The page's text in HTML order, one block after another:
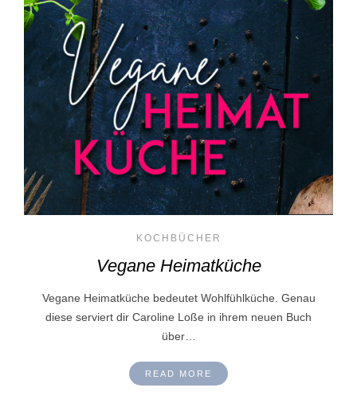
KOCHBÜCHER
Vegane Heimatküche
Vegane Heimatküche bedeutet Wohlfühlküche. Genau
diese serviert dir Caroline Loße in ihrem neuen Buch
über…
READ MORE